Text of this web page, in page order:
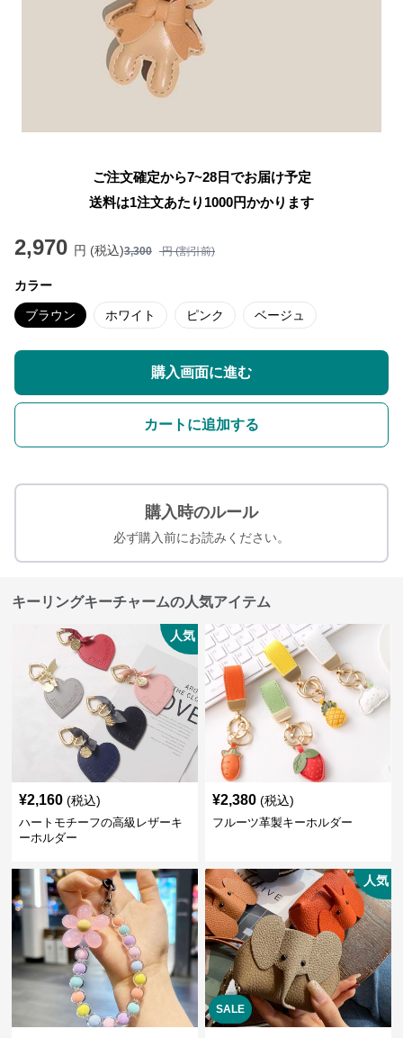
ご注文確定から7~28日でお届け予定
送料は1注文あたり 1000円かかります
2,970 円 (税込)3,300 円 (割引前)
カラー
ブラウン ホワイト ピンク ベージュ
購入画面に進む
カートに追加する
購入時のルール
必ず購入前にお読みください。
キーリングキーチャームの人気アイテム
人気
¥2,160 (税込)
ハートモチーフの高級レザーキ
ーホルダー
¥2,380 (税込)
フルーツ革製キーホルダー
SALE
人気